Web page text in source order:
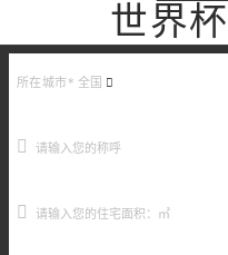
世界
所在城市* 全国